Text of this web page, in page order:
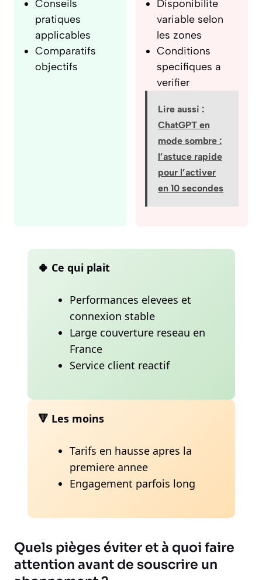
Conseils
pratiques
applicables
Comparatifs
objectifs
Disponibilite
variable selon
les zones
Conditions
specifiques a
verifier
Lire aussi :
ChatGPT en
mode sombre :
l’astuce rapide
pour l’activer
en 10 secondes
🍀 Ce qui plait
Performances elevees et
connexion stable
Large couverture reseau en
France
Service client reactif
🔻 Les moins
Tarifs en hausse apres la
premiere annee
Engagement parfois long
Quels pièges éviter et à quoi faire
attention avant de souscrire un